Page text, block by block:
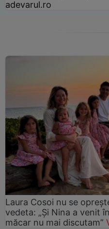
adevarul.ro
Laura Cosoi nu se
vedeta: „Și Nina a venit
măcar nu mai discutam”